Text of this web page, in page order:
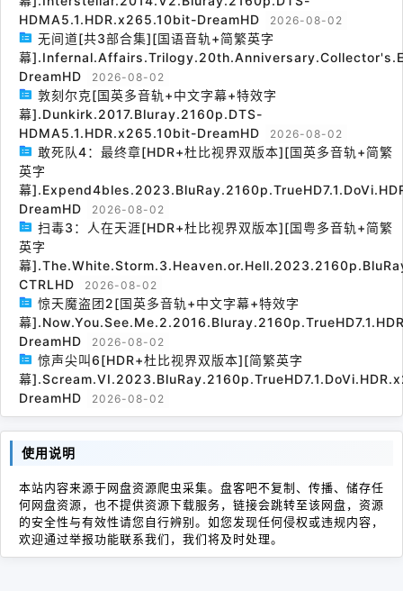
HDMA5.1.HDR.x265.10bit-DreamHD
2026-08-02
无间道[共3部合集][国语音轨+简繁英字
幕
DreamHD
2026-08-02
敦刻尔克[国英多音轨+中文字幕+特效字
幕].Dunkirk.2017.Bluray.2160p.DTS-
HDMA5.1.HDR.x265.10bit-DreamHD
2026-08-02
敢死队4：最终章[HDR+杜比视界双版本][国英多音轨+简繁
英字
幕
DreamHD
2026-08-02
扫毒3：人在天涯[HDR+杜比视界双版本][国粤多音轨+简繁
英字
幕
CTRLHD
2026-08-02
惊天魔盗团2[国英多音轨+中文字幕+特效字
幕
DreamHD
2026-08-02
惊声尖叫6[HDR+杜比视界双版本][简繁英字
幕
DreamHD
2026-08-02
使用说明
本站内容来源于网盘资源爬虫采集。盘客吧不复制、传播、储存任
何网盘资源，也不提供资源下载服务，链接会跳转至该网盘，资源
的安全性与有效性请您自行辨别。如您发现任何侵权或违规内容，
欢迎通过举报功能联系我们，我们将及时处理。